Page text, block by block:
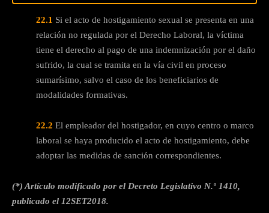
22.1 Si el acto de hostigamiento sexual se presenta en una
relación no regulada por el Derecho Laboral, la víctima
tiene el derecho al pago de una indemnización por el daño
sufrido, la cual se tramita en la vía civil en proceso
sumarísimo, salvo el caso de los beneficiarios de
modalidades formativas.
22.2 El empleador del hostigador, en cuyo centro o marco
laboral se haya producido el acto de hostigamiento, debe
adoptar las medidas de sanción correspondientes.
(*) Artículo modificado por el Decreto Legislativo N.º 1410,
publicado el 12SET2018.